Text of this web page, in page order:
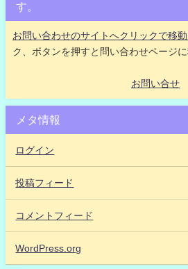
す。
お問い合わせのサイトへクリックで移動
ク、ボタンを押すと問い合わせページ
お問い合せ
メタ情報
ログイン
投稿フィード
コメントフィード
WordPress.org